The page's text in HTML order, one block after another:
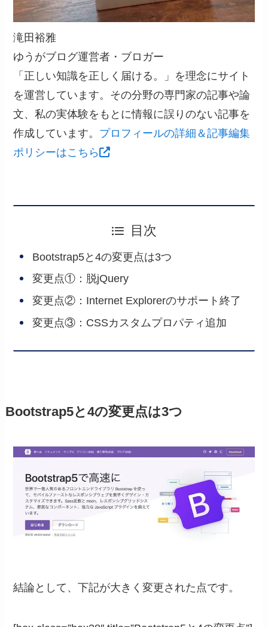
滝田裕雅
ゆうがブログ運営者・ブロガー
「正しい知識を正しく届ける。」を理念にサイト
を運営しています。その分野の専門家の記事や論
文、私の実体験をもとに情報に誤りのない記事を
作成しています。 プロフィールの詳細＆記事編集
ポリシーはこちら
目次
Bootstrap5と4の変更点は3つ
変更点①：脱jQuery
変更点②：Internet Explorerのサポート終了
変更点③：CSSカスタムプロパティ追加
Bootstrap5と4の変更点は3つ
結論として、下記が大きく変更された点です。